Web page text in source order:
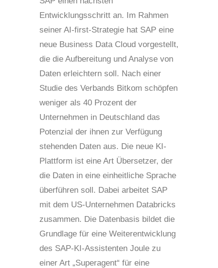
Entwicklungsschritt an. Im Rahmen
seiner AI-first-Strategie hat SAP eine
neue Business Data Cloud vorgestellt,
die die Aufbereitung und Analyse von
Daten erleichtern soll. Nach einer
Studie des Verbands Bitkom schöpfen
weniger als 40 Prozent der
Unternehmen in Deutschland das
Potenzial der ihnen zur Verfügung
stehenden Daten aus. Die neue KI-
Plattform ist eine Art Übersetzer, der
die Daten in eine einheitliche Sprache
überführen soll. Dabei arbeitet SAP
mit dem US-Unternehmen Databricks
zusammen. Die Datenbasis bildet die
Grundlage für eine Weiterentwicklung
des SAP-KI-Assistenten Joule zu
einer Art „Superagent“ für eine